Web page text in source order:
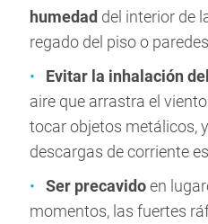
humedad del interior de
regado del piso o
Evitar la inhalación
aire que arrastra el
tocar objetos metálicos,
descargas de corriente
Ser precavidoen
momentos, las fuertes